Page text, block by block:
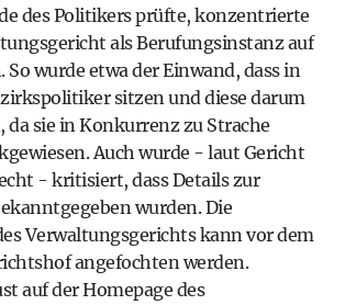
des Politikers prüfte, konzentrierte
als Berufungsinstanz auf
So wurde etwa der Einwand, dass in
sitzen und diese darum
da sie in Konkurrenz zu Strache
Auch wurde - laut Gericht
- kritisiert, dass Details zur
wurden. Die
Verwaltungsgerichts kann vor dem
angefochten werden.
auf der Homepage des